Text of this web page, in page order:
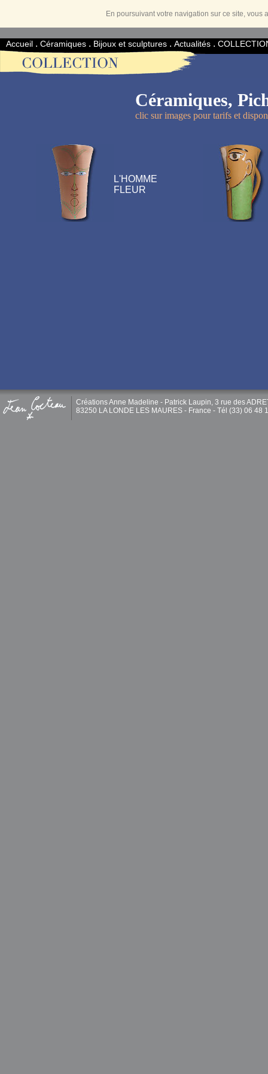
En poursuivant votre navigation sur ce site,
Accueil . Céramiques . Bijoux et sculptures . Actualités .
Céramiques,
clic sur images pour tarifs et
L'HOMME
FLEUR
Créations Anne Madeline - Patrick Laupin, 3 rue des
83250 LA LONDE LES MAURES - France - Tél (33) 06 48